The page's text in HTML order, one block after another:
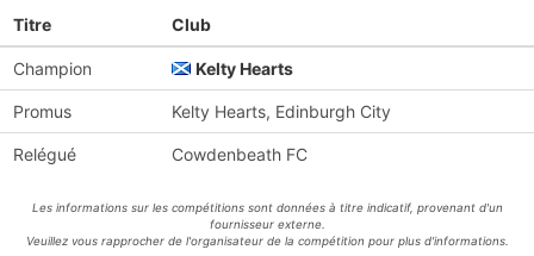
Titre Club
Champion Kelty Hearts
Promus Kelty Hearts, Edinburgh City
Relégué Cowdenbeath FC
Les informations sur les compétitions sont données à titre indicatif, provenant d'un
fournisseur externe.
Veuillez vous rapprocher de l'organisateur de la compétition pour plus d'informations.